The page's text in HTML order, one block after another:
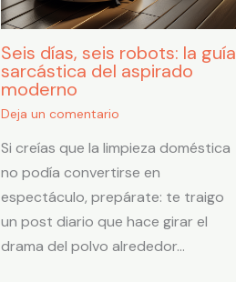
Seis días, seis robots: la guía
sarcástica del aspirado
moderno
Deja un comentario
Si creías que la limpieza doméstica
no podía convertirse en
espectáculo, prepárate: te traigo
un post diario que hace girar el
drama del polvo alrededor…